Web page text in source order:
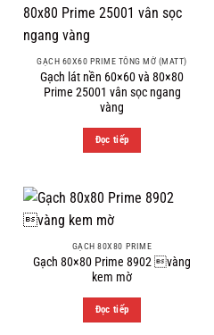
GẠCH 60X60 PRIME TÔNG MỜ (MATT)
Gạch lát nền 60×60 và 80×80
Prime 25001 vân sọc ngang
vàng
Đọc tiếp
GẠCH 80X80 PRIME
Gạch 80×80 Prime 8902 vàng
kem mờ
Đọc tiếp